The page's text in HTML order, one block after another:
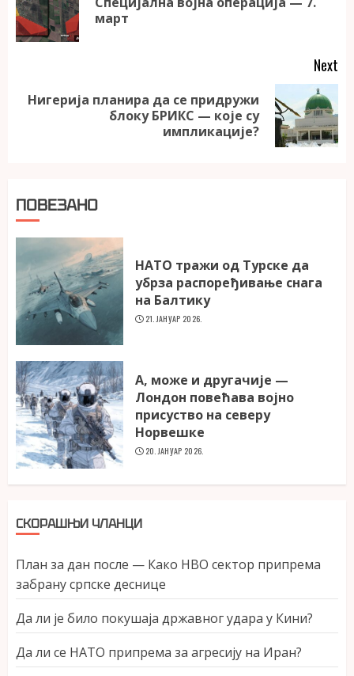
март
Next
Next
Нигерија планира да се придружи
блоку БРИКС — које су
импликације?
ПОВЕЗАНО
НАТО тражи од Турске да
убрза распоређивање снага
на Балтику
21. ЈАНУАР 2026.
А, може и другачије —
Лондон повећава војно
присуство на северу
Норвешке
20. ЈАНУАР 2026.
СКОРАШЊИ ЧЛАНЦИ
План за дан после — Како НВО сектор припрема
забрану српске деснице
Да ли је било покушаја државног удара у Кини?
Да ли се НАТО припрема за агресију на Иран?